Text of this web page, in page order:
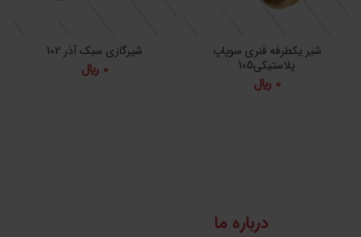
شیر یکطرفه فنری سوپاپ
پلاستیکی105
0 ﷼
شیرگازی سبک آذر 102
0 ﷼
درباره ما